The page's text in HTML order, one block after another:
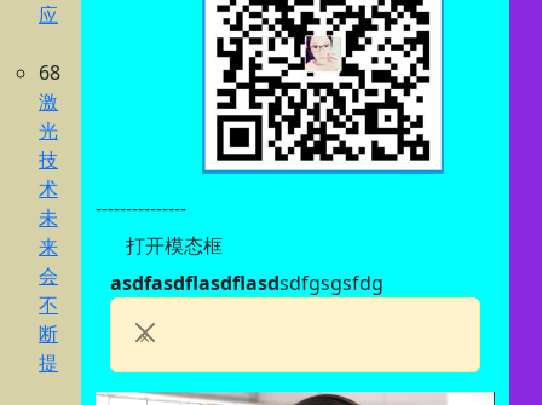
应
68
激
光
技
术
未
来
会
不
断
提
---------------
打开模态框
asdfasdflasdflasdsdfgsgsfdg
×